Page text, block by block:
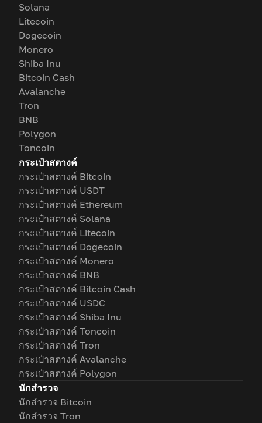
Solana
Litecoin
Dogecoin
Monero
Shiba Inu
Bitcoin Cash
Avalanche
Tron
BNB
Polygon
Toncoin
กระเป๋าสตางค์
กระเป๋าสตางค์ Bitcoin
กระเป๋าสตางค์ USDT
กระเป๋าสตางค์ Ethereum
กระเป๋าสตางค์ Solana
กระเป๋าสตางค์ Litecoin
กระเป๋าสตางค์ Dogecoin
กระเป๋าสตางค์ Monero
กระเป๋าสตางค์ BNB
กระเป๋าสตางค์ Bitcoin Cash
กระเป๋าสตางค์ USDC
กระเป๋าสตางค์ Shiba Inu
กระเป๋าสตางค์ Toncoin
กระเป๋าสตางค์ Tron
กระเป๋าสตางค์ Avalanche
กระเป๋าสตางค์ Polygon
นักสำรวจ
นักสำรวจ Bitcoin
นักสำรวจ Tron